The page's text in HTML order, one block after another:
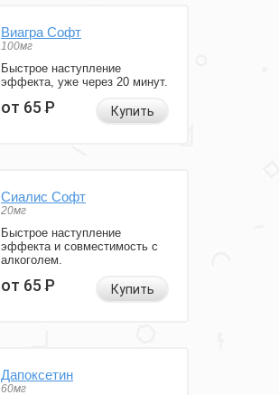
Виагра Софт
100мг
Быстрое наступление
эффекта, уже через 20 минут.
от 65Р Купить
Сиалис Софт
20мг
Быстрое наступление
эффекта и совместимость с
алкоголем.
от 65Р Купить
Дапоксетин
60мг